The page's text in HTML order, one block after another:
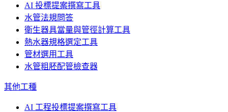
AI 投標提案撰寫工具
水管法規問答
衛生器具當量與管徑計算工具
熱水器規格選定工具
管材選用工具
水管粗胚配管檢查器
其他工種
AI 工程投標提案撰寫工具